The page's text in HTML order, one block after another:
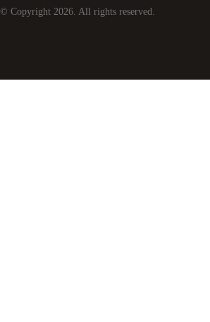
© Copyright 2026. All rights reserved.